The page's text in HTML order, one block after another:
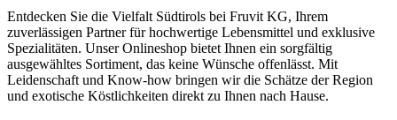
Entdecken Sie die Vielfalt Südtirols bei Fruvit KG, Ihrem
zuverlässigen Partner für hochwertige Lebensmittel und exklusive
Spezialitäten. Unser Onlineshop bietet Ihnen ein sorgfältig
ausgewähltes Sortiment, das keine Wünsche offenlässt. Mit
Leidenschaft und Know-how bringen wir die Schätze der Region
und exotische Köstlichkeiten direkt zu Ihnen nach Hause.